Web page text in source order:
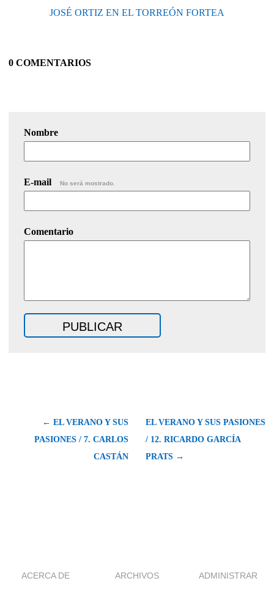
JOSÉ ORTIZ EN EL TORREÓN FORTEA
0 COMENTARIOS
Nombre
E-mail No será mostrado.
Comentario
← EL VERANO Y SUS
PASIONES / 7. CARLOS
CASTÁN
EL VERANO Y SUS PASIONES
/ 12. RICARDO GARCÍA
PRATS →
ACERCA DE ARCHIVOS ADMINISTRAR